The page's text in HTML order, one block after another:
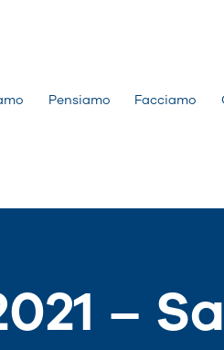
Pensiamo Facciamo
–